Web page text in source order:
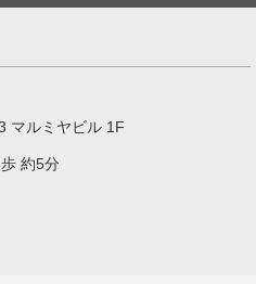
マルミヤビル 1F
約5分